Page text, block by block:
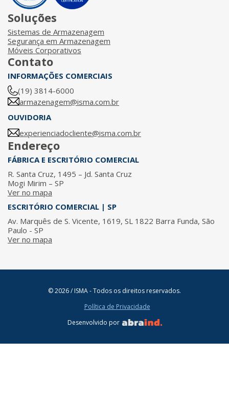
Soluções
Sistemas de Armazenagem
Segurança em Armazenagem
Móveis Corporativos
Contato
INFORMAÇÕES COMERCIAIS
(19) 3814-6000
armazenagem@isma.com.br
OUVIDORIA
experienciadocliente@isma.com.br
Endereço
FÁBRICA E ESCRITÓRIO COMERCIAL
R. Santa Cruz, 1495 – Jd. Santa Cruz
Mogi Mirim – SP
Ver no mapa
ESCRITÓRIO COMERCIAL | SP
Av. Marquês de S. Vicente, 1619, SL 1822 Barra Funda, São
Paulo - SP
Ver no mapa
© 2026 / ISMA - Todos os direitos reservados.
Política de Privacidade
Desenvolvido por